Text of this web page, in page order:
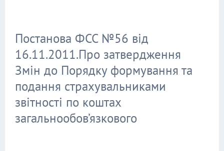
Постанова ФСС №56 від
16.11.2011.Про затвердження
Змін до Порядку формування та
подання страхувальниками
звітності по коштах
загальнообов’язкового